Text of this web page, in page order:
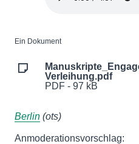
Ein Dokument
Verleihung.pdf
PDF - 97 kB
Berlin (ots)
Anmoderationsvorschlag: